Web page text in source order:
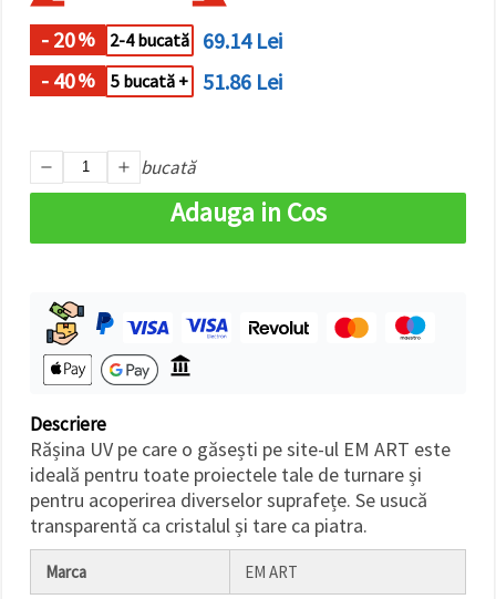
Setări
- 20% 2-4 bucată
69.14 Lei
- 40% 5 bucată + 51.86 Lei
bucată
Adauga in Cos
Descriere
Rășina UV pe care o găsești pe site-ul EM ART este
ideală pentru toate proiectele tale de turnare și
pentru acoperirea diverselor suprafețe. Se usucă
transparentă ca cristalul și tare ca piatra.
Marca EM ART